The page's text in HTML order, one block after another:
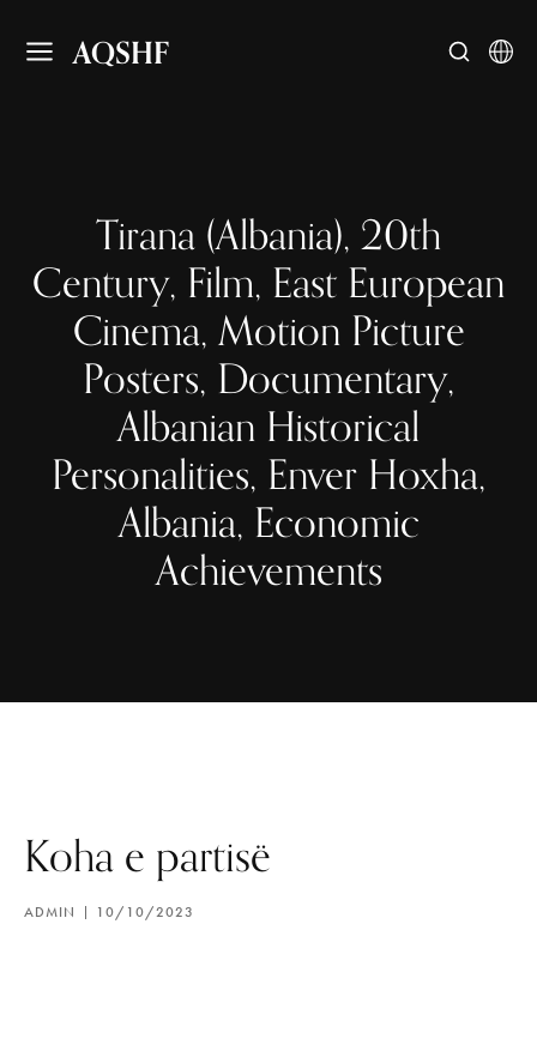
AQSHF
Tirana (Albania), 20th
Century, Film, East European
Cinema, Motion Picture
Posters, Documentary,
Albanian Historical
Personalities, Enver Hoxha,
Albania, Economic
Achievements
Koha e partisë
ADMIN 10/10/2023